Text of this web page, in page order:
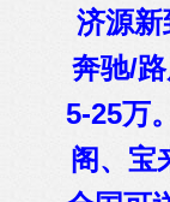
济源
奔驰/
5-25万
阁、宝